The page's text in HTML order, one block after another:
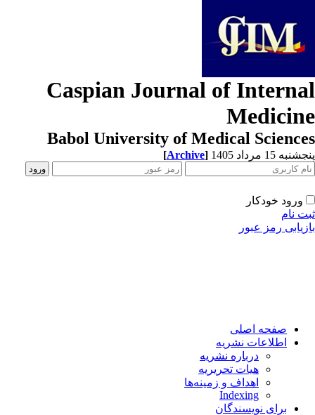
Caspian Journal of
Babol University of Medical
15 مرداد 1405 [Archive]
ورود خودکار
نام
رمز عبور
صفحه اصلی
اطلاعات نشریه
درباره نشریه
هیات تحریریه
اهداف و زمینه‌ها
Indexing
برای نویسندگان